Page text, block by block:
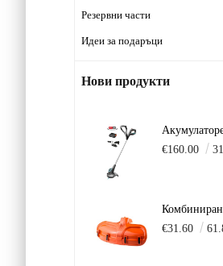
Резервни части
Идеи за подаръци
Нови продукти
€160.00
€31.60